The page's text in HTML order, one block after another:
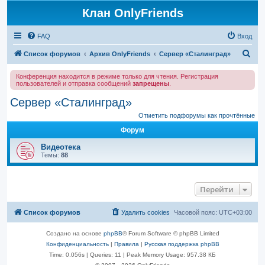
Клан OnlyFriends
FAQ Вход
Список форумов Архив OnlyFriends Сервер «Сталинград»
Конференция находится в режиме только для чтения. Регистрация
пользователей и отправка сообщений запрещены
Сервер «Сталинград»
Отметить подфорумы как прочтённые
Форум
Видеотека
Темы: 88
Перейти
Список форумов Часовой пояс: UTC+03:00
Удалить cookies
Создано на основе phpBB® Forum Software © phpBB Limited
Конфиденциальность| Правила | Русская поддержка phpBB
Time: 0.056s | Queries: 11 | Peak Memory Usage: 957.38 КБ